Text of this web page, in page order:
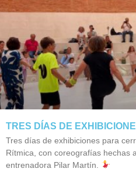
TRES DÍAS DE
Tres días de exhibiciones para
Rítmica, con coreografías hechas
entrenadora Pilar Martín.